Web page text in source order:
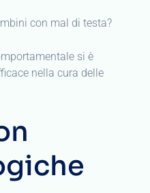
con mal di testa?
si è
nella cura delle